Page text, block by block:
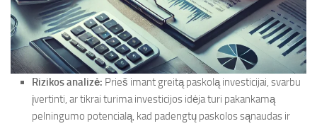
Rizikos analizė: Prieš imant greitą paskolą investicijai, svarbu
įvertinti, ar tikrai turima investicijos idėja turi pakankamą
pelningumo potencialą, kad padengtų paskolos sąnaudas ir